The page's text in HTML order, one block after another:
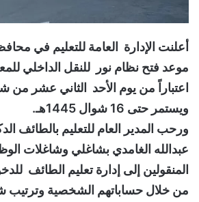
أعلنت الإدارة العامة للتعليم في
موعد فتح نظام نور للنقل الداخلي
ويستمر حتى 16 شوال 1445هـ.
ورحب المدير العام للتعليم بالطائف
عبدالله الغامدي بشاغلي وشاغلات
المنقولين إلى إدارة تعليم الطائف
من خلال حساباتهم الشخصية وترتيب